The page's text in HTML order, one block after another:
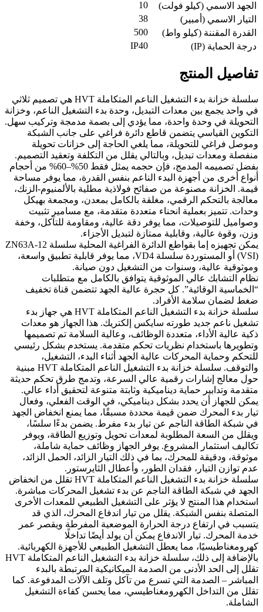
الجهد الاسمي (كيلو فولت)
10
التيار الاسمي (أمبير)
38
القدرة المقننة (كيلو واط)
500
درجة الحماية (IP)
IP40
تفاصيل المنتج
سلسلة خزانة بدء التشغيل الناعم المتكاملة HVT هي تصميم ثلاثي
في واحد يجمع بين معدات التبديل، وحدة بدء التشغيل الناعم، وخزانة
التحويلة في وحدة واحدة، مما يؤدي إلى بصمة مدمجة وتركيب سهل.
التكوين القياسي يتضمن قاطع دائرة فراغي على جانب الشبكة
وموصل فراغي للتحويلة، مما يلغي الحاجة إلى خزانات تحويلة
منفصلة ومعدات تبديل، وبالتالي يقلل من التكلفة وتعقيد التصميم.
بفضل تصميمه المدمج، فإن حجمه يمثل فقط 50%–60% من أحجام
أنواع أخرى من أجهزة البدء الناعم بنفس القدرة، مما يوفر مساحة
قيمة. الخزانة مصنوعة من صفائح فولاذية مطلية بالألمنيوم-الزنك،
معالجة بالتحكم الرقمي، مغلقة بالكامل بمعدن، ومجمعة بهيكل
وحدات. تتميز بعملية انحناء متعددة متقدمة، مع مسامير تثبيت
وصواميل للتوصيلات، مما يوفر دقة عالية، ومقاومة للتآكل، وخفة
وزن، وقوة عالية، وقابلية ممتازة لتبديل الأجزاء.
يمكن تجهيزه إما بقواطع الدائرة الفراغية المحلية سلسلة ZN63A-12
(VSI) أو المستوردة سلسلة VD4، مما يوفر قابلية تطبيق واسعة،
وموثوقية عالية، وسنوات من التشغيل دون صيانة.
نظام التشابك عالي الموثوقية يتوافق بالكامل مع متطلبات
“الخماسية الوقائية”. كل حجرة عالية الجهد تتضمن قناة تخفيف
ضغط لضمان سلامة الأفراد.
سلسلة خزانة بدء التشغيل الناعم المتكاملة HVT هي جهاز بدء
تشغيل ناعم جديد طورته سايكس إلكتريك. هذا الجهاز هو معدات
ذكية عالية الأداء، متعددة الوظائف، وعالية السلامة تم تصميمها
وتطويرها باستخدام نظريات تحكم متقدمة. يستخدم بشكل رئيسي
للتحكم وحماية المحركات عالية الجهد أثناء البدء، التشغيل،
والتوقف. سلسلة خزانة بدء التشغيل الناعم المتكاملة HVT مبنية
حول معالج إشارات رقمية عالي السرعة، وتدمج طرق تحكم حديثة
متقدمة وتدابير حماية ديناميكية وثابتة متنوعة لتحقيق أداء عالي.
يمكن للجهاز أن يحدد بشكل ديناميكي، في الوقت الفعلي، وفعال
تيار بدء المحرك ضمن قيمة محددة مسبقًا، مما يمنع انخفاض الجهد
في شبكة الطاقة الناجم عن تيار بدء مفرط. يضمن بدءًا سلسًا،
ويقلل من السعة المطلوبة لمعدات تحويل وتوزيع الطاقة، ويوفر
تكاليف استثمار المشروع. يوفر الجهاز وظائف حماية شاملة،
موثوقة، ودقيقة للمحرك، بما في ذلك التيار الزائد، الحمل الزائد،
عدم توازن التيار، فقدان الطور، وأعطال الثايرستور.
سلسلة خزانة بدء التشغيل الناعم المتكاملة HVT تقلل من انخفاض
الجهد في شبكة الطاقة الناجم عن بدء تشغيل المحركات مباشرة.
استخدام هذا المنتج لا يؤثر على التشغيل الطبيعي للمعدات الأخرى
المتصلة بنفس الشبكة. يقلل من تيار اندفاع المحرك، الذي قد
يتسبب في ارتفاع درجة الحرارة الموضعية المفرطة ويقصر عمر
خدمة المحرك. تيار الاندفاع يمكن أن يولد أيضًا تداخلًا
كهرومغناطيسيًا، مما يعطل التشغيل الطبيعي للأجهزة الكهربائية.
بالإضافة إلى ذلك، سلسلة خزانة بدء التشغيل الناعم المتكاملة HVT
تقلل إلى الحد الأدنى من الصدمة الميكانيكية المرتبطة بالبدء
المباشر – الصدمة التي تسرع من تآكل وتلف الآلات المدفوعة. كما
تقلل من التداخل الكهرومغناطيسي، مما يحسن كفاءة التشغيل
الشاملة.